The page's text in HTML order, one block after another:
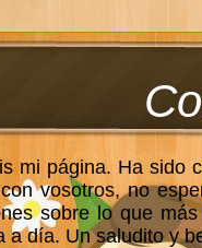
mi página. Ha sido
vosotros, no
sobre lo que
a día. Un saludito y